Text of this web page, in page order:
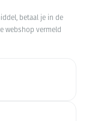
betaal je in de
webshop vermeld